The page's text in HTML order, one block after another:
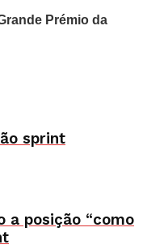
Prémio da
sprint
a posição “como